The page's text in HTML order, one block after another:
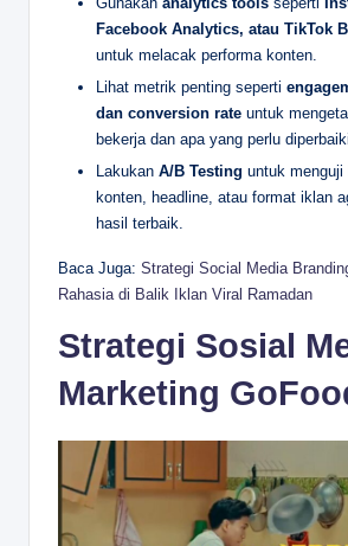
Facebook Analytics, atau TikTok
untuk melacak performa konten.
Lihat metrik penting seperti
dan conversion rate untuk
bekerja dan apa yang perlu diperbaiki.
Lakukan A/B Testing untuk menguji
konten, headline, atau format iklan
hasil terbaik.
Baca Juga: Strategi Social Media
Rahasia di Balik Iklan Viral Ramadan
Strategi Sosial
Marketing